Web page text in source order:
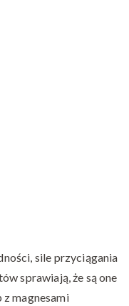
sile przyciągania
sprawiają, że są one
magnesami